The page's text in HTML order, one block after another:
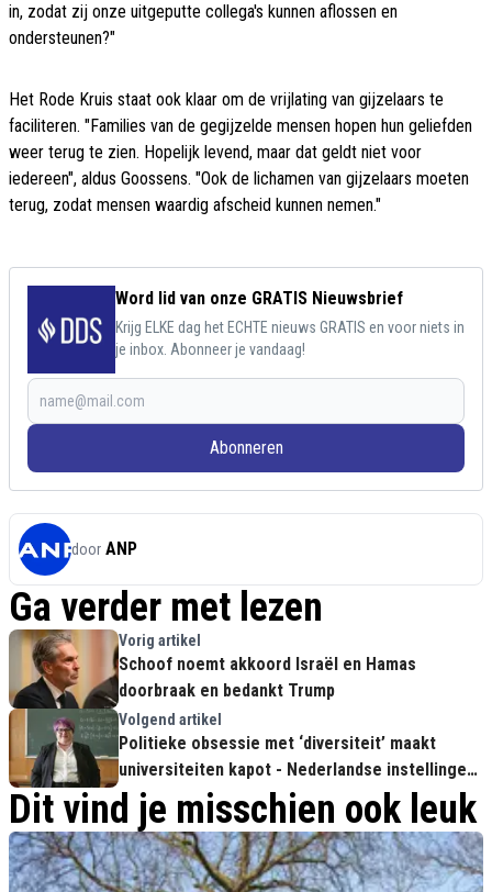
in, zodat zij onze uitgeputte collega's kunnen aflossen en
ondersteunen?"
Het Rode Kruis staat ook klaar om de vrijlating van gijzelaars te
faciliteren. "Families van de gegijzelde mensen hopen hun geliefden
weer terug te zien. Hopelijk levend, maar dat geldt niet voor
iedereen", aldus Goossens. "Ook de lichamen van gijzelaars moeten
terug, zodat mensen waardig afscheid kunnen nemen."
Word lid van onze GRATIS Nieuwsbrief
Krijg ELKE dag het ECHTE nieuws GRATIS en voor niets in
je inbox. Abonneer je vandaag!
Abonneren
door ANP
Ga verder met lezen
Vorig artikel
Schoof noemt akkoord Israël en Hamas
doorbraak en bedankt Trump
Volgend artikel
Politieke obsessie met ‘diversiteit’ maakt
universiteiten kapot - Nederlandse instellingen
zakken verder weg
Dit vind je misschien ook leuk